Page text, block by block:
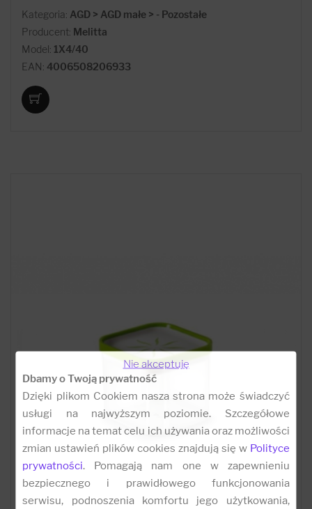
Kategoria: AGD > AGD małe > - Pozostałe
Producent: Melitta
Model: 1X4/40
EAN: 4006508206933
Nie akceptuję
Dbamy o Twoją prywatność
Dzięki plikom Cookiem nasza strona może świadczyć
usługi na najwyższym poziomie. Szczegółowe
informacje na temat celu ich używania oraz możliwości
zmian ustawień plików cookies znajdują się w Polityce
prywatności. Pomagają nam one w zapewnieniu
bezpiecznego i prawidłowego funkcjonowania
serwisu, podnoszenia komfortu jego użytkowania,